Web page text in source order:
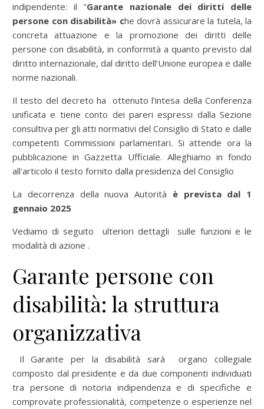
indipendente: il "Garante nazionale dei diritti delle
persone con disabilità» che dovrà assicurare la tutela, la
concreta attuazione e la promozione dei diritti delle
persone con disabilità, in conformità a quanto previsto dal
diritto internazionale, dal diritto dell’Unione europea e dalle
norme nazionali.
Il testo del decreto ha ottenuto l’intesa della Conferenza
unificata e tiene conto dei pareri espressi dalla Sezione
consultiva per gli atti normativi del Consiglio di Stato e dalle
competenti Commissioni parlamentari. Si attende ora la
pubblicazione in Gazzetta Ufficiale. Alleghiamo in fondo
all'articolo il testo fornito dalla presidenza del Consiglio
La decorrenza della nuova Autorità è prevista dal 1
gennaio 2025
Vediamo di seguito ulteriori dettagli sulle funzioni e le
modalità di azione .
Garante persone con
disabilità: la struttura
organizzativa
Il Garante per la disabilità sarà organo collegiale
composto dal presidente e da due componenti individuati
tra persone di notoria indipendenza e di specifiche e
comprovate professionalità, competenze o esperienze nel